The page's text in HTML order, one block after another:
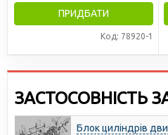
ПРИДБАТИ
Код: 78920-1
ЗАСТОСОВНІСТЬ
Блок циліндрів